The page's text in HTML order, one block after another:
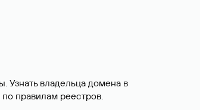
Узнать владельца домена в
правилам реестров.